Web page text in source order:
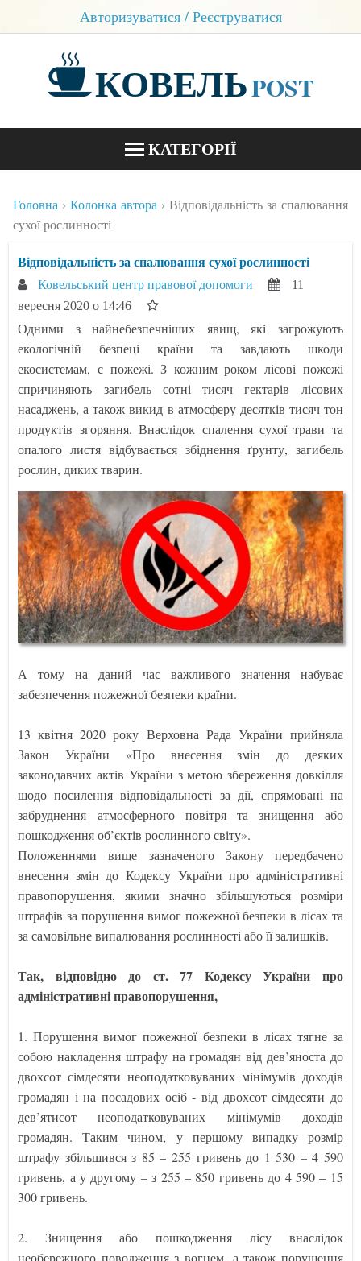
Авторизуватися / Реєструватися
КОВЕЛЬPOST
КАТЕГОРІЇ
Головна Колонка автора
Відповідальність за спалювання
сухої рослинності
Відповідальність за спалювання сухої рослинності
Ковельський центр правової допомоги
11
вересня 2020 о 14:46
Одними з найнебезпечніших явищ, які загрожують
екологічній безпеці країни та завдають шкоди
екосистемам, є пожежі. З кожним роком лісові пожежі
спричиняють загибель сотні тисяч гектарів лісових
насаджень, а також викид в атмосферу десятків тисяч тон
продуктів згоряння. Внаслідок спалення сухої трави та
опалого листя відбувається збіднення ґрунту, загибель
рослин, диких тварин.
А тому на даний час важливого значення набуває
забезпечення пожежної безпеки країни.
13 квітня 2020 року Верховна Рада України прийняла
Закон України «Про внесення змін до деяких
законодавчих актів України з метою збереження довкілля
щодо посилення відповідальності за дії, спрямовані на
забруднення атмосферного повітря та знищення або
пошкодження об’єктів рослинного світу».
Положеннями вище зазначеного Закону передбачено
внесення змін до Кодексу України про адміністративні
правопорушення, якими значно збільшуються розміри
штрафів за порушення вимог пожежної безпеки в лісах та
за самовільне випалювання рослинності або її залишків.
Так, відповідно до ст. 77 Кодексу України про
адміністративні правопорушення,
1. Порушення вимог пожежної безпеки в лісах тягне за
собою накладення штрафу на громадян від дев’яноста до
двохсот сімдесяти неоподатковуваних мінімумів доходів
громадян і на посадових осіб - від двохсот сімдесяти до
дев’ятисот неоподатковуваних мінімумів доходів
громадян. Таким чином, у першому випадку розмір
штрафу збільшився з 85 – 255 гривень до 1 530 – 4 590
гривень, а у другому – з 255 – 850 гривень до 4 590 – 15
300 гривень.
2. Знищення або пошкодження лісу внаслідок
необережного поводження з вогнем, а також порушення